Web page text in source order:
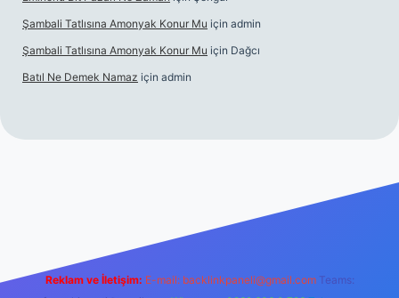
Şambali Tatlısına Amonyak Konur Mu için admin
Şambali Tatlısına Amonyak Konur Mu için Dağcı
Batıl Ne Demek Namaz için admin
Reklam ve İletişim: E-mail: backlinkpaneli@gmail.com Teams: